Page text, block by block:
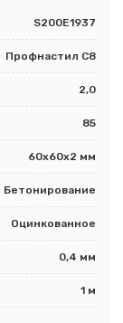
S200E1937
Профнастил С8
2,0
85
60х60х2 мм
Бетонирование
Оцинкованное
0,4 мм
1 м